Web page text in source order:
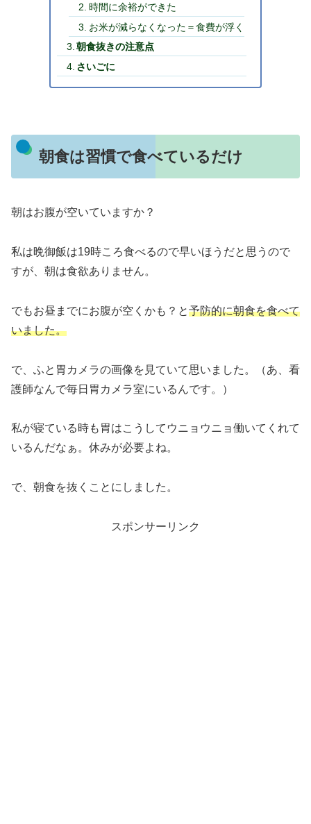
時間に余裕ができた
お米が減らなくなった＝食費が浮く
朝食抜きの注意点
さいごに
朝食は習慣で食べているだけ
朝はお腹が空いていますか？
私は晩御飯は19時ころ食べるので早いほうだと思うので
すが、朝は食欲ありません。
でもお昼までにお腹が空くかも？と予防的に朝食を食べて
いました。
で、ふと胃カメラの画像を見ていて思いました。（あ、看
護師なんで毎日胃カメラ室にいるんです。）
私が寝ている時も胃はこうしてウニョウニョ働いてくれて
いるんだなぁ。休みが必要よね。
で、朝食を抜くことにしました。
スポンサーリンク